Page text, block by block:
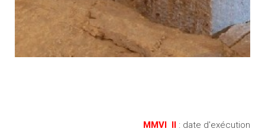
MMVI II : date d'exécution